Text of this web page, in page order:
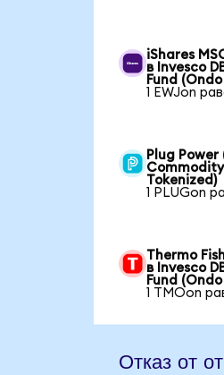
iShares
в Invesco
Fund
1 EWJon
Plug Power
Tokenized)
1 PLUGon
Thermo
в Invesco
Fund
1 TMOon
Отказ от